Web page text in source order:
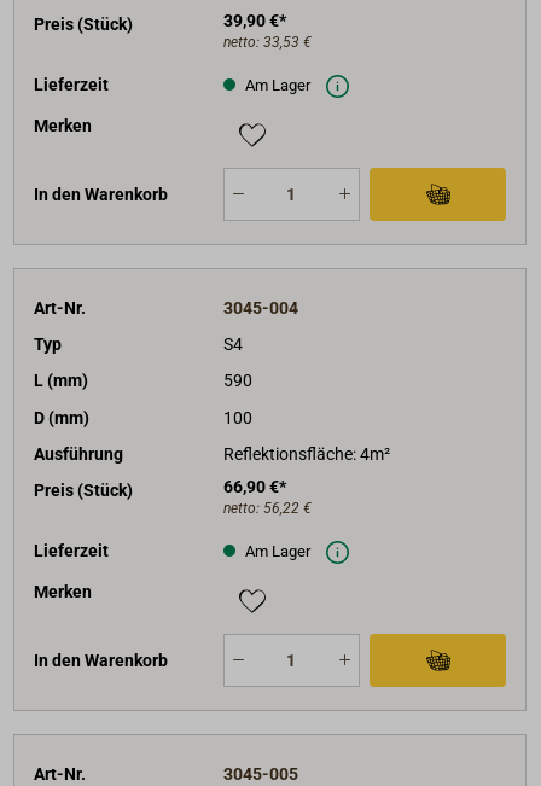
Preis (Stück)
39,90 €*
netto: 33,53 €
Lieferzeit Am Lager
Merken
In den Warenkorb
Art-Nr.
3045-004
Typ
S4
L (mm)
590
D (mm)
100
Ausführung
Reflektionsfläche: 4m²
Preis (Stück)
66,90 €*
netto: 56,22 €
Lieferzeit Am Lager
Merken
In den Warenkorb
Art-Nr. 3045-005